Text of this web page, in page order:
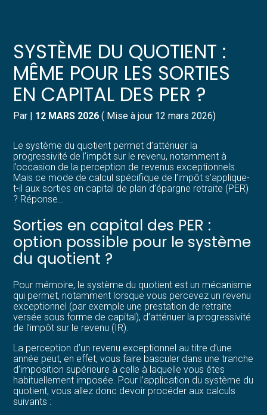
Gérer votre quotidien
Piloter votre entreprise
Développer votre entreprise
Construire votre patrimoine
Structurer votre croissance
électronique
Suivre votre comptabilité
Gérer vos ressources humaines
Dématérialiser vos documents
SYSTÈME DU QUOTIENT :
MÊME POUR LES SORTIES
EN CAPITAL DES PER ?
Par | 12 MARS 2026 ( Mise à jour 12 mars 2026)
Le système du quotient permet d’atténuer la
progressivité de l’impôt sur le revenu, notamment à
l’occasion de la perception de revenus exceptionnels.
Mais ce mode de calcul spécifique de l’impôt s’applique-
t-il aux sorties en capital de plan d’épargne retraite (PER)
? Réponse…
Sorties en capital des PER :
option possible pour le système
du quotient ?
Pour mémoire, le système du quotient est un mécanisme
qui permet, notamment lorsque vous percevez un revenu
exceptionnel (par exemple une prestation de retraite
versée sous forme de capital), d’atténuer la progressivité
de l’impôt sur le revenu (IR).
La perception d’un revenu exceptionnel au titre d’une
année peut, en effet, vous faire basculer dans une tranche
d’imposition supérieure à celle à laquelle vous êtes
habituellement imposée. Pour l’application du système du
quotient, vous allez donc devoir procéder aux calculs
suivants :